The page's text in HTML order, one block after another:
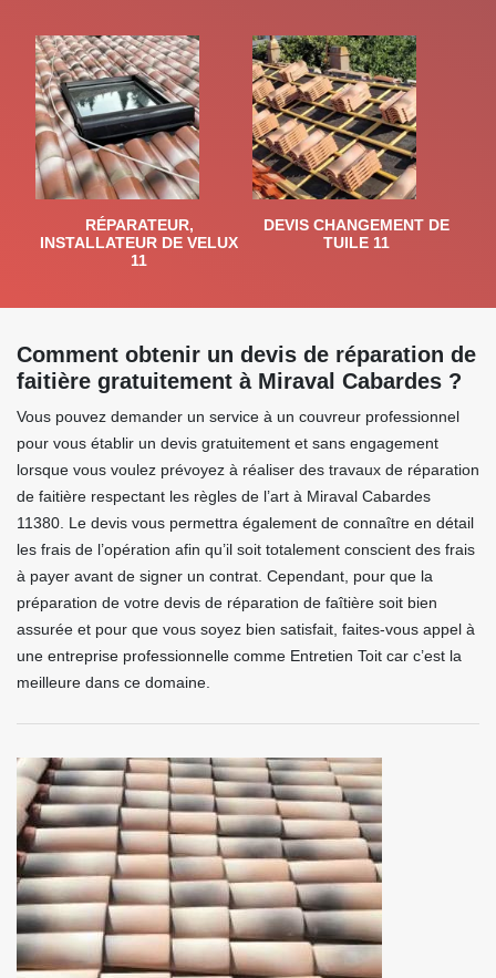
RÉPARATEUR,
INSTALLATEUR DE VELUX
11
DEVIS CHANGEMENT DE
TUILE 11
Comment obtenir un devis de réparation de
faitière gratuitement à Miraval Cabardes ?
Vous pouvez demander un service à un couvreur professionnel
pour vous établir un devis gratuitement et sans engagement
lorsque vous voulez prévoyez à réaliser des travaux de réparation
de faitière respectant les règles de l’art à Miraval Cabardes
11380. Le devis vous permettra également de connaître en détail
les frais de l’opération afin qu’il soit totalement conscient des frais
à payer avant de signer un contrat. Cependant, pour que la
préparation de votre devis de réparation de faîtière soit bien
assurée et pour que vous soyez bien satisfait, faites-vous appel à
une entreprise professionnelle comme Entretien Toit car c’est la
meilleure dans ce domaine.